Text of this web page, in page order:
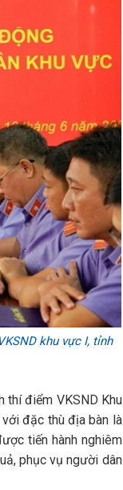
khu vực I, tỉnh
thí điểm VKSND Khu
đặc thù địa bàn là
tiến hành nghiêm
phục vụ người dân